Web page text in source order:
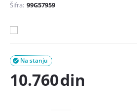
Šifra: 99G57959
Na stanju

10.760din